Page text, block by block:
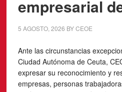
empresarial
5 AGOSTO, 2026 BYCEOE
Ante las circunstancias
Ciudad Autónoma de Ceuta,
expresar su reconocimiento y
empresas, personas